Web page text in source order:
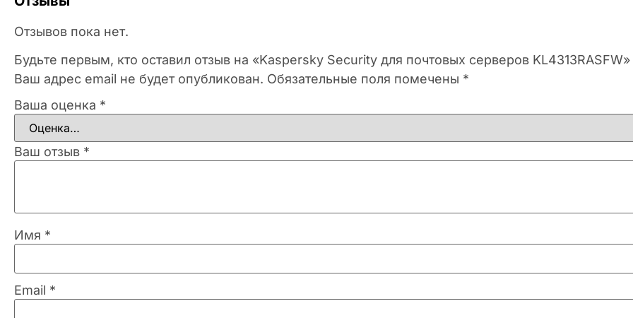
Отзывов пока нет.
Будьте первым, кто оставил отзыв на «Kaspersky Security для почтовых серверов KL4313RASFW»
Ваш адрес email не будет опубликован. Обязательные поля помечены *
Ваша оценка *
Ваш отзыв *
Имя *
Email *